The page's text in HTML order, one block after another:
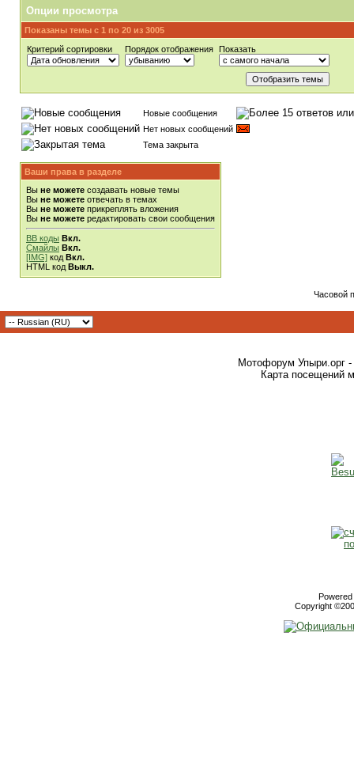
Опции просмотра
Показаны темы с 1 по 20 из 3005
Критерий сортировки
Порядок отображения Показать
Новые сообщения
Нет новых сообщений
Тема закрыта
Ваши права в разделе
Вы не можете создавать новые темы
Вы не можете отвечать в темах
Вы не можете прикреплять вложения
Вы не можете редактировать свои сообщения
BB коды Вкл.
Смайлы Вкл.
[IMG] код Вкл.
HTML код Выкл.
Часовой
Мотофорум Упыри.орг -
Карта посещений
Copyright